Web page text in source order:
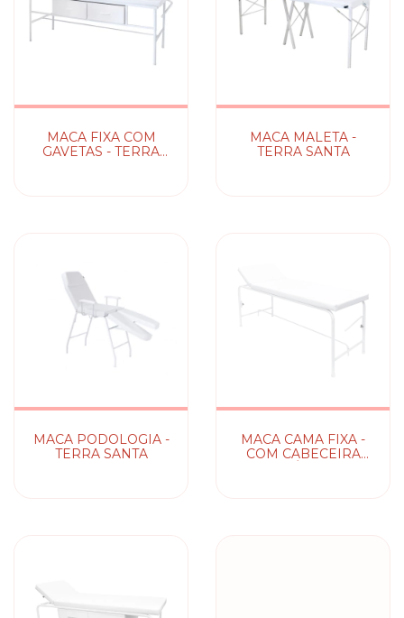
MACA FIXA COM
GAVETAS - TERRA
MACA MALETA -
TERRA SANTA
MACA PODOLOGIA -
TERRA SANTA
MACA CAMA FIXA -
COM CABECEIRA